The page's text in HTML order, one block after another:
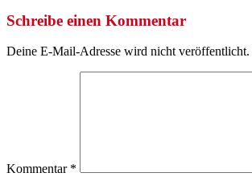
Schreibe einen Kommentar
Deine E-Mail-Adresse wird nicht veröffentlicht.
Kommentar *